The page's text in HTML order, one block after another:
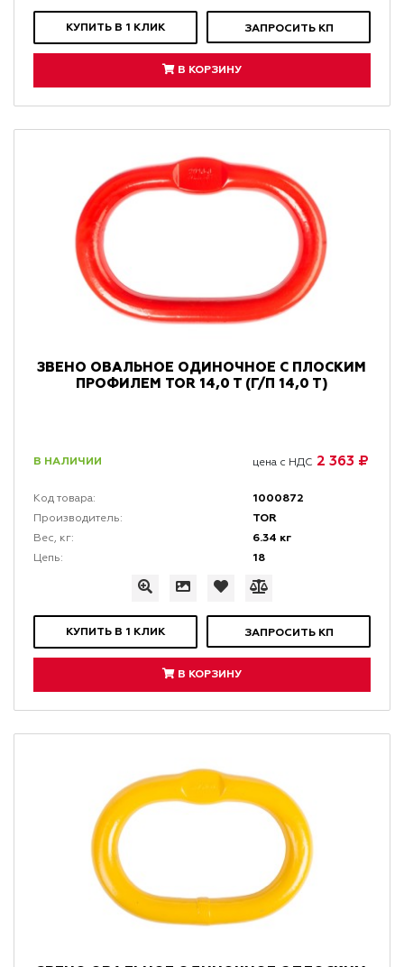
КУПИТЬ В 1 КЛИК ЗАПРОСИТЬ КП
В КОРЗИНУ
ЗВЕНО ОВАЛЬНОЕ ОДИНОЧНОЕ С ПЛОСКИМ
ПРОФИЛЕМ TOR 14,0 T (Г/П 14,0 Т)
В НАЛИЧИИ цена с НДС 2 363 ₽
Код товара: 1000872
Производитель: TOR
Вес, кг: 6.34 кг
Цепь: 18
КУПИТЬ В 1 КЛИК ЗАПРОСИТЬ КП
В КОРЗИНУ